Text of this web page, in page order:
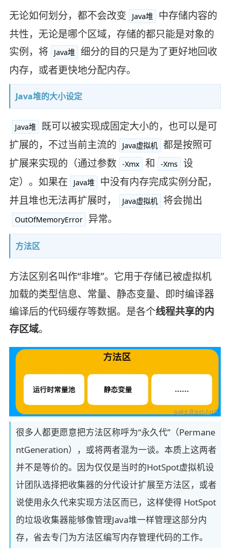
无论如何划分，都不会改变
Java堆
中存储内容的
共性，无论是哪个区域，存储的都只能是对象的
实例，将
Java堆 细分的目的只是为了更好地回收
内存，或者更快地分配内存。
Java堆的大小设定
Java堆
既可以被实现成固定大小的，也可以是可
扩展的，不过当前主流的
Java虚拟机 都是按照可
扩展来实现的（通过参数 -Xmx 和 -Xms 设
定）。如果在
Java堆
中没有内存完成实例分配，
并且堆也无法再扩展时，
Java虚拟机 将会抛出
OutOfMemoryError 异常。
方法区
方法区别名叫作“非堆”。它用于存储已被虚拟机
加载的类型信息、常量、静态变量、即时编译器
编译后的代码缓存等数据。是各个线程共享的内
存区域。
很多人都更愿意把方法区称呼为“永久代”（Permane
ntGeneration），或将两者混为一谈。本质上这两者
并不是等价的。因为仅仅是当时的HotSpot虚拟机设
计团队选择把收集器的分代设计扩展至方法区，或者
说使用永久代来实现方法区而已，这样使得 HotSpot
的垃圾收集器能够像管理Java堆一样管理这部分内
存，省去专门为方法区编写内存管理代码的工作。